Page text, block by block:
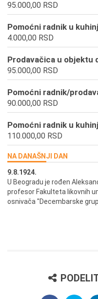
95.000,00 RSD
Pomoćni radnik u
4.000,00 RSD
Prodavačica u objektu
95.000,00 RSD
Pomoćni radnik/
90.000,00 RSD
Pomoćni radnik u
110.000,00 RSD
NA DANAŠNJI DAN
9.8.1924.
U Beogradu je rođen
profesor Fakulteta likovnih
osnivača "Decembarske